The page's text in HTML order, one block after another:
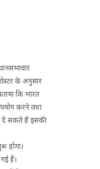
के अनुसार
कि भारत
करने तथा
दें सकते हैं इसकी
होगा।
है।